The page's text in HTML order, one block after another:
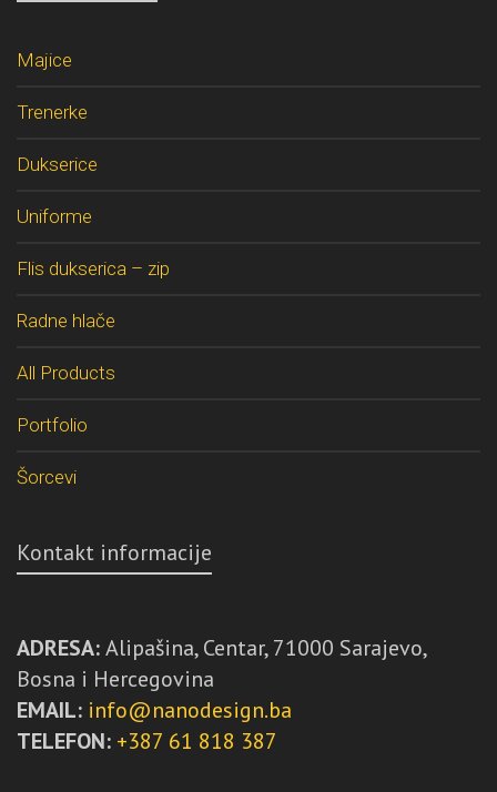
Majice
Trenerke
Dukserice
Uniforme
Flis dukserica – zip
Radne hlače
All Products
Portfolio
Šorcevi
Kontakt informacije
ADRESA:Alipašina, Centar, 71000 Sarajevo,
Bosna i Hercegovina
EMAIL: info@nanodesign.ba
TELEFON: +387 61 818 387